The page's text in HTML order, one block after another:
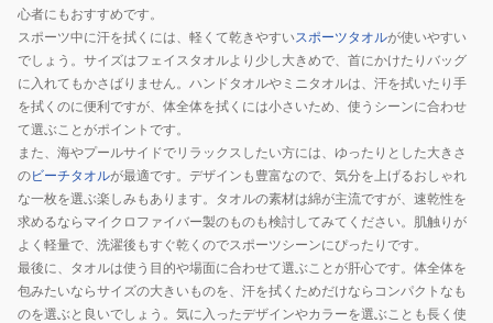
心者にもおすすめです。
スポーツ中に汗を拭くには、軽くて乾きやすいスポーツタオルが使いやすい
でしょう。サイズはフェイスタオルより少し大きめで、首にかけたりバッグ
に入れてもかさばりません。ハンドタオルやミニタオルは、汗を拭いたり手
を拭くのに便利ですが、体全体を拭くには小さいため、使うシーンに合わせ
て選ぶことがポイントです。
また、海やプールサイドでリラックスしたい方には、ゆったりとした大きさ
のビーチタオルが最適です。デザインも豊富なので、気分を上げるおしゃれ
な一枚を選ぶ楽しみもあります。タオルの素材は綿が主流ですが、速乾性を
求めるならマイクロファイバー製のものも検討してみてください。肌触りが
よく軽量で、洗濯後もすぐ乾くのでスポーツシーンにぴったりです。
最後に、タオルは使う目的や場面に合わせて選ぶことが肝心です。体全体を
包みたいならサイズの大きいものを、汗を拭くためだけならコンパクトなも
のを選ぶと良いでしょう。気に入ったデザインやカラーを選ぶことも長く使